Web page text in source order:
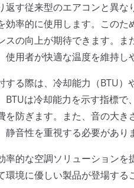
返す従来型のエアコンと異
効率的に使用します。この
スの向上が期待できます。
用者が快適な温度を維持し
する際は、冷却能力（BTU
BTUは冷却能力を示す指標
を防ぎます。また、音の大
音性を重視する必要があり
率的な空調ソリューション
境に優しい製品が登場する